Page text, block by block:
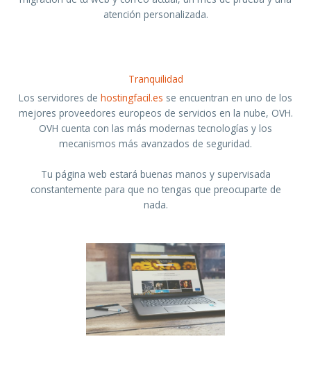
atención personalizada.
Tranquilidad
Los servidores de hostingfacil.es se encuentran en uno de los
mejores proveedores europeos de servicios en la nube, OVH.
OVH cuenta con las más modernas tecnologías y los
mecanismos más avanzados de seguridad.
Tu página web estará buenas manos y supervisada
constantemente para que no tengas que preocuparte de
nada.